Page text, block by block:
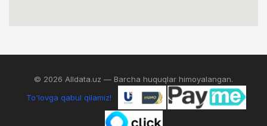
© 2026 Alldata.uz — Barcha huquqlar himoyalangan.
To'lovga qabul qilamiz!